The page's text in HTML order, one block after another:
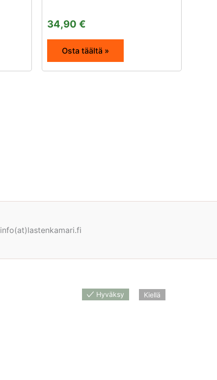
34,90 €
Osta täältä »
info(at)lastenkamari.fi
Hyväksy Kiellä